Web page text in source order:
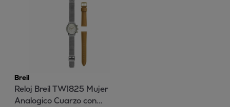
Breil
Reloj Breil TW1825 Mujer
Analogico Cuarzo con